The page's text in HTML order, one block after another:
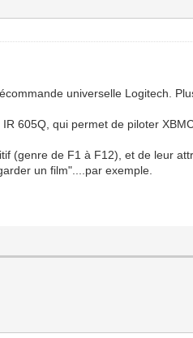
universelle Logitech.
605Q, qui permet de piloter
(genre de F1 à F12), et de leur
un film"....par exemple.